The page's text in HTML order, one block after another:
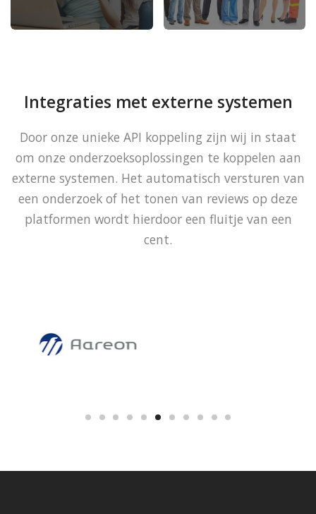
Integraties met externe systemen
Door onze unieke API koppeling zijn wij in staat
om onze onderzoeksoplossingen te koppelen aan
externe systemen. Het automatisch versturen van
een onderzoek of het tonen van reviews op deze
platformen wordt hierdoor een fluitje van een
cent.